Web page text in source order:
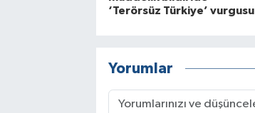
‘Terörsüz Türkiye’ vurgusu
Yorumlar